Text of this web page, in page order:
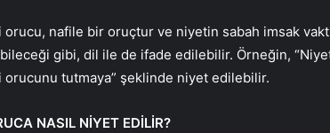
nafile bir oruçtur ve niyetin sabah imsak
gibi, dil ile de ifade edilebilir. Örneğin,
orucunu tutmaya” şeklinde niyet edilebilir.
NASIL NİYET EDİLİR?